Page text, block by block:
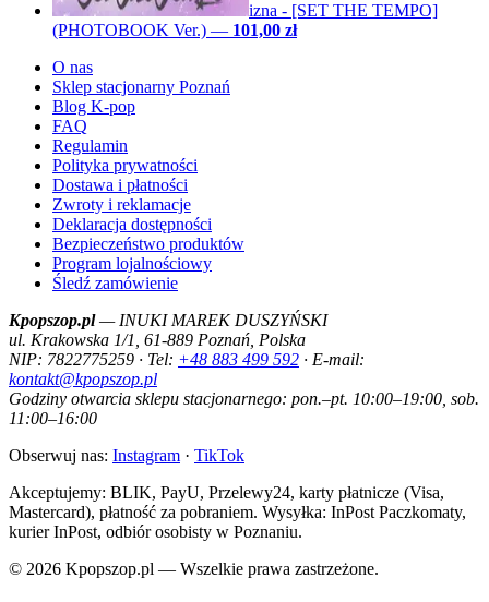
izna - [SET THE TEMPO]
(PHOTOBOOK Ver.) — 101,00 zł
O nas
Sklep stacjonarny Poznań
Blog K-pop
FAQ
Regulamin
Polityka prywatności
Dostawa i płatności
Zwroty i reklamacje
Deklaracja dostępności
Bezpieczeństwo produktów
Program lojalnościowy
Śledź zamówienie
Kpopszop.pl— INUKI MAREK DUSZYŃSKI
ul. Krakowska 1/1, 61-889 Poznań, Polska
NIP: 7822775259 · Tel: +48 883 499 592 · E-mail:
kontakt@kpopszop.pl
Godziny otwarcia sklepu stacjonarnego: pon.–pt. 10:00–19:00, sob.
11:00–16:00
Obserwuj nas: Instagram · TikTok
Akceptujemy: BLIK, PayU, Przelewy24, karty płatnicze (Visa,
Mastercard), płatność za pobraniem. Wysyłka: InPost Paczkomaty,
kurier InPost, odbiór osobisty w Poznaniu.
© 2026 Kpopszop.pl — Wszelkie prawa zastrzeżone.